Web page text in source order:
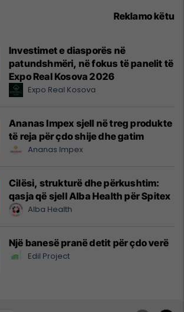
Reklamo këtu
Investimet e diasporës në
patundshmëri, në fokus të panelit të
Expo Real Kosova 2026
Expo Real Kosova
Ananas Impex sjell në treg produkte
të reja për çdo shije dhe gatim
Ananas Impex
Cilësi, strukturë dhe përkushtim:
qasja që sjell Alba Health për Spitex
Alba Health
Një banesë pranë detit për çdo verë
Edil Project